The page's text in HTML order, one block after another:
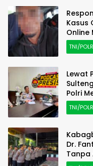
Kasus
Online
TNI/
Lewat
Polri
TNI/
Dr.
Tanpa